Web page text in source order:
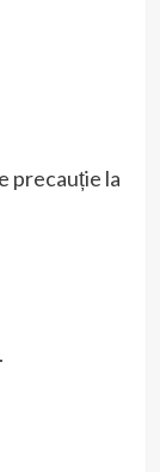
precauție la